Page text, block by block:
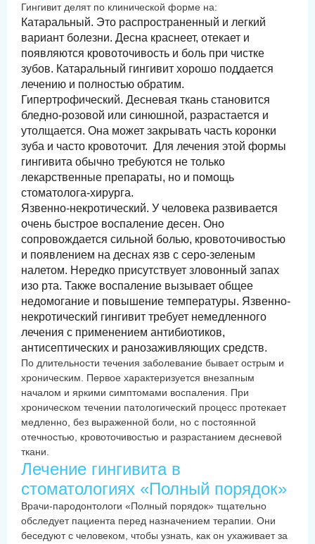
Гингивит делят по клинической форме на:
Катаральный. Это распространенный и легкий
вариант болезни. Десна краснеет, отекает и
появляются кровоточивость и боль при чистке
зубов. Катаральный гингивит хорошо поддается
лечению и полностью обратим.
Гипертрофический. Десневая ткань становится
бледно-розовой или синюшной, разрастается и
утолщается. Она может закрывать часть коронки
зуба и часто кровоточит. Для лечения этой формы
гингивита обычно требуются не только
лекарственные препараты, но и помощь
стоматолога-хирурга.
Язвенно-некротический. У человека развивается
очень быстрое воспаление десен. Оно
сопровождается сильной болью, кровоточивостью
и появлением на деснах язв с серо-зеленым
налетом. Нередко присутствует зловонный запах
изо рта. Также воспаление вызывает общее
недомогание и повышение температуры. Язвенно-
некротический гингивит требует немедленного
лечения с применением антибиотиков,
антисептических и ранозаживляющих средств.
По длительности течения заболевание бывает острым и
хроническим. Первое характеризуется внезапным
началом и яркими симптомами воспаления. При
хроническом течении патологический процесс протекает
медленно, без выраженной боли, но с постоянной
отечностью, кровоточивостью и разрастанием десневой
ткани.
Лечение гингивита в
стоматологиях «Полный порядок»
Врачи-пародонтологи «Полный порядок» тщательно
обследует пациента перед назначением терапии. Они
беседуют с человеком, чтобы узнать, как он ухаживает за